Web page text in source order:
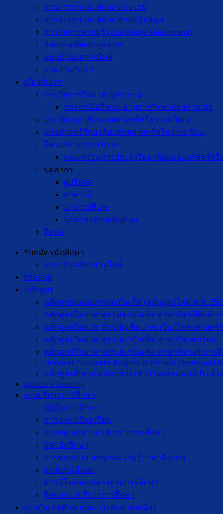
การสรรหาและพัฒนาอาจารย์
การสรรหาและพัฒนาสายสนับสนุน
การจัดการความรู้ (Knowledge Management)
กิจกรรมพัฒนาบุคลากร
แนะนำบุคลากรใหม่
ร่วมงานกับเรา
เกี่ยวกับเรา
ประวัติราชวิทยาลัยจุฬาภรณ์
พระกรณียกิจประธานราชวิทยาลัยจุฬาภรณ์
ประวัติวิทยาลัยแพทยศาสตร์ศรีสวางควัฒน
ยุทธศาสตร์วิทยาลัยแพทยศาสตร์ศรีสวางควัฒน
โครงสร้างการบริหาร
คณะกรรมการประจำวิทยาลัยแพทยศาสตร์ศรี
บุคลากร
ผู้บริหาร
อาจารย์
อาจารย์พิเศษ
บุคลากรสายสนับสนุน
ติดต่อ
รับสมัครนักศึกษา
ระบบรับสมัครออนไลน์
ประกาศ
หลักสูตร
หลักสูตรแพทยศาสตรบัณฑิต (หลักสูตรใหม่ พ.ศ.
หลักสูตรวิทยาศาสตรมหาบัณฑิต สาขาวิชาฟิสิกส์กา
หลักสูตรวิทยาศาสตรบัณฑิต สาขาวิชาวิทยาศาสตร์
หลักสูตรวิทยาศาสตรมหาบัณฑิต สาขาวิชาตจวิทยา
หลักสูตรวิทยาศาสตรมหาบัณฑิต สาขาวิชาสุขภาพดิ
Doctor of Philosophy Program in Medical Physics and
หลักสูตรฝึกอบรมแพทย์ประจำบ้านและแพทย์ประจำ
Moodle e-Learning
งานบริการการศึกษา
ปฎิทินการศึกษา
การลงทะเบียนเรียน
การขอเอกสารสำคัญทางการศึกษา
บัตรนักศึกษา
การทดสอบมาตรฐานความรู้ภาษาอังกฤษ
งานประเมินผล
ดาวน์โหลดเอกสารด้านการศึกษา
ติดต่องานบริการการศึกษา
งานบัณฑิตศึกษาเเละการศึกษาต่อเนื่อง